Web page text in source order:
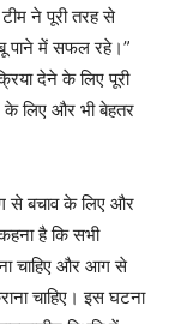
ने पूरी तरह से
पाने में सफल रहे।”
देने के लिए पूरी
लिए और भी बेहतर
से बचाव के लिए और
है कि सभी
चाहिए और आग से
चाहिए। इस घटना